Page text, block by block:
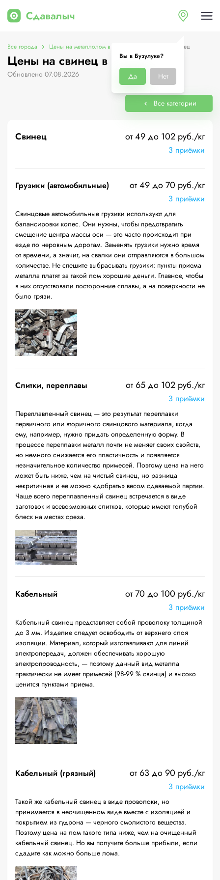
Вы в Бузулуке?
Да Нет
Все города Цены на металлолом в Бузулуке Цены на свинец
Цены на свинец в Бузулуке
Обновлено 07.08.2026
Все категории
Свинец от 49 до 102 руб./кг
3 приёмки
Грузики (автомобильные) от 49 до 70 руб./кг
3 приёмки
Свинцовые автомобильные грузики используют для
балансировки колес. Они нужны, чтобы предотвратить
смещение центра массы оси — это часто происходит при
езде по неровным дорогам. Заменять грузики нужно время
от времени, а значит, на свалки они отправляются в большом
количестве. Не спешите выбрасывать грузики: пункты приема
металла платят за такой лом хорошие деньги. Главное, чтобы
в них отсутствовали посторонние сплавы, а на поверхности не
было грязи.
Слитки, переплавы от 65 до 102 руб./кг
3 приёмки
Переплавленный свинец — это результат переплавки
первичного или вторичного свинцового материала, когда
ему, например, нужно придать определенную форму. В
процессе переплавки металл почти не меняет своих свойств,
но немного снижается его пластичность и появляется
незначительное количество примесей. Поэтому цена на него
может быть ниже, чем на чистый свинец, но разница
некритичная и ее можно «добрать» весом сдаваемой партии.
Чаще всего переплавленный свинец встречается в виде
заготовок и всевозможных слитков, которые имеют голубой
блеск на местах среза.
Кабельный от 70 до 100 руб./кг
3 приёмки
Кабельный свинец представляет собой проволоку толщиной
до 3 мм. Изделие следует освободить от верхнего слоя
изоляции. Материал, который изготавливают для линий
электропередач, должен обеспечивать хорошую
электропроводность, — поэтому данный вид металла
практически не имеет примесей (98-99 % свинца) и высоко
ценится пунктами приема.
Кабельный (грязный) от 63 до 90 руб./кг
3 приёмки
Такой же кабельный свинец в виде проволоки, но
принимается в неочищенном виде вместе с изоляцией и
покрытием из гудрона — черного смолистого вещества.
Поэтому цена на лом такого типа ниже, чем на очищенный
кабельный свинец. Но вы получите больше прибыли, если
сдадите как можно больше лома.